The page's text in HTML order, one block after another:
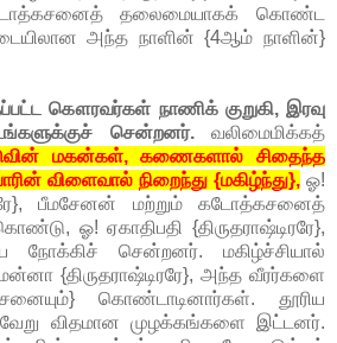
தலைமையாகக் கொண்ட
அந்த நாளின் {4ஆம் நாளின்}
கௌரவர்கள் நாணிக் குறுகி, இரவு
சென்றனர்.வலிமைமிக்கத்
மகன்கள், கணைகளால் சிதைந்த
விளைவால் நிறைந்து {மகிழ்ந்து}, ஓ!
பீமசேனன் மற்றும் கடோத்கசனைத்
ஓ! ஏகாதிபதி {திருதராஷ்டிரரே},
சென்றனர். மகிழ்ச்சியால்
{திருதராஷ்டிரரே}, அந்த வீரர்களை
கொண்டாடினார்கள். தூரிய
விதமான முழக்கங்களை இட்டனர்.